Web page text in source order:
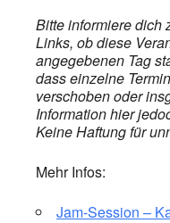
Bitte informiere dich
Links, ob diese
angegebenen Tag
dass einzelne
verschoben oder
Information hier
Keine Haftung für
Mehr Infos:
Jam-Session –